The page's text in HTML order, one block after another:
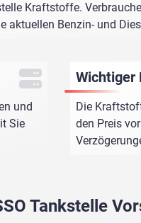
Kraftstoffe.
aktuellen Benzin- und
und
Sie
Wichtiger
Die
den Preis
Tankstelle